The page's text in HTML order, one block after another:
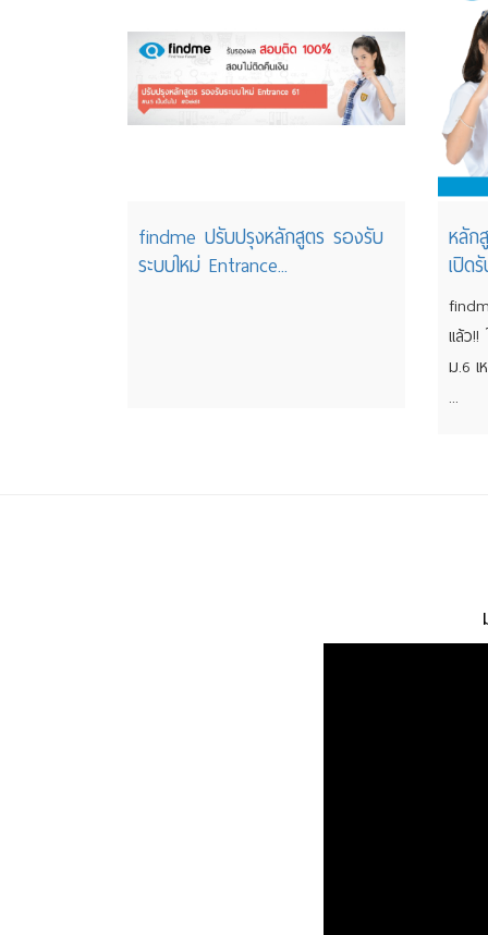
findme ปรับปรุงหลักสูตร รองรับ
ระบบใหม่ Entrance...
หลัก
เปิด
แล้ว
ม.6
...